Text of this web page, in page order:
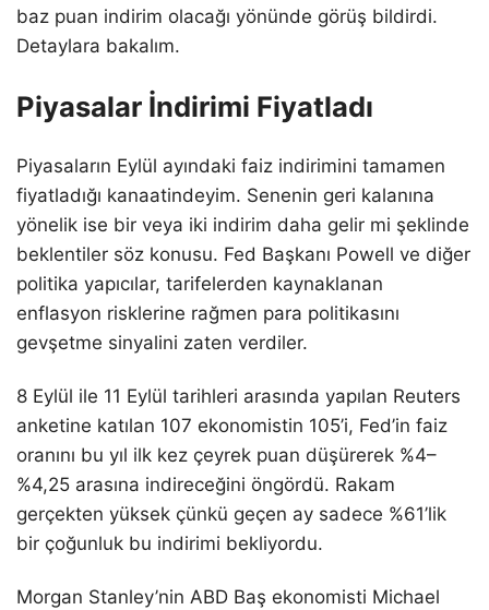
baz puan indirim olacağı yönünde görüş bildirdi.
Detaylara bakalım.
Piyasalar İndirimi Fiyatladı
Piyasaların Eylül ayındaki faiz indirimini tamamen
fiyatladığı kanaatindeyim. Senenin geri kalanına
yönelik ise bir veya iki indirim daha gelir mi şeklinde
beklentiler söz konusu. Fed Başkanı Powell ve diğer
politika yapıcılar, tarifelerden kaynaklanan
enflasyon risklerine rağmen para politikasını
gevşetme sinyalini zaten verdiler.
8 Eylül ile 11 Eylül tarihleri arasında yapılan Reuters
anketine katılan 107 ekonomistin 105’i, Fed’in faiz
oranını bu yıl ilk kez çeyrek puan düşürerek %4–
%4,25 arasına indireceğini öngördü. Rakam
gerçekten yüksek çünkü geçen ay sadece %61’lik
bir çoğunluk bu indirimi bekliyordu.
Morgan Stanley’nin ABD Baş ekonomisti Michael